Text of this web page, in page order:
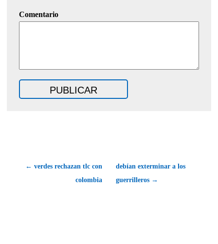
Comentario
← verdes rechazan tlc con
colombia
debían exterminar a los
guerrilleros →